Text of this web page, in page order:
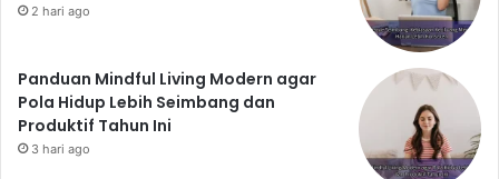
2 hari ago
Panduan Mindful Living Modern agar
Pola Hidup Lebih Seimbang dan
Produktif Tahun Ini
3 hari ago